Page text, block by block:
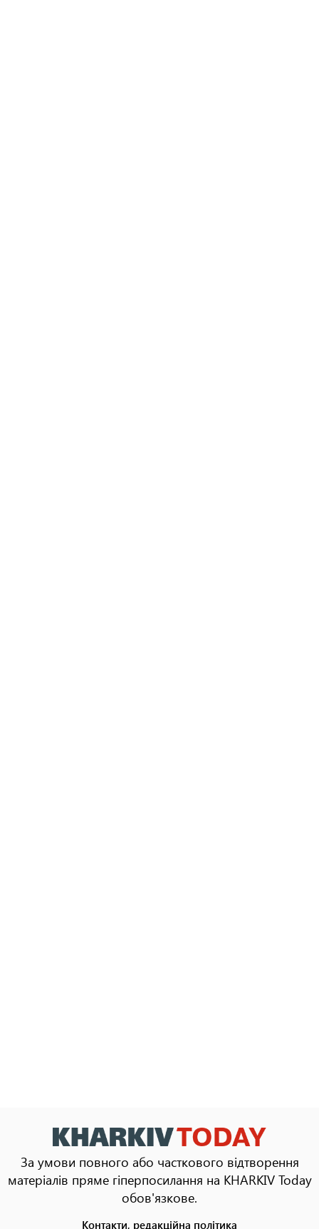
За умови повного або часткового відтворення
матеріалів пряме гіперпосилання на KHARKIV Today
обов'язкове.
Контакти, редакційна політика